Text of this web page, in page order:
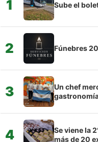
1 Sube el
2 Fúnebres
3
Un chef
4
Se viene la
más de 20